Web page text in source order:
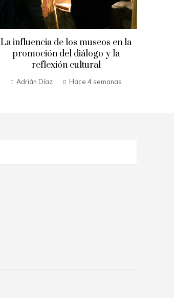
La influencia de los museos en la
promoción del diálogo y la
reflexión cultural
Adrián Díaz Hace 4 semanas